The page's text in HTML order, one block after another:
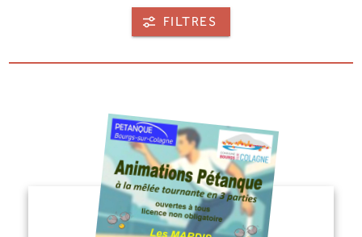
FILTRES